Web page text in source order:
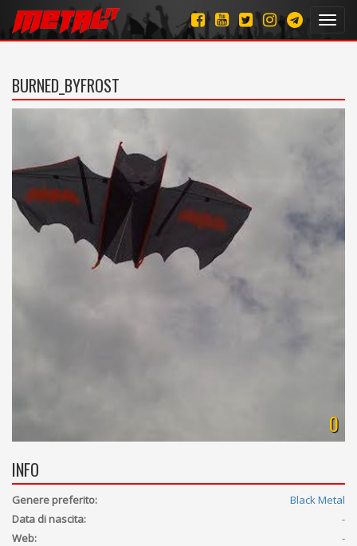
BURNED_BYFROST
0
INFO
Genere preferito:
Black Metal
Data di nascita:
-
Web:
-